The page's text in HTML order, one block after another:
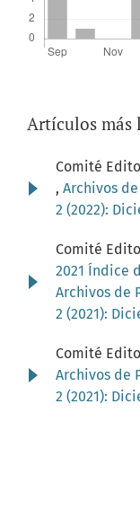
Artículos más
Comité
, Archivos
2 (2022):
Comité
2021 Índice
Archivos de
2 (2021):
Comité
Archivos de
2 (2021):